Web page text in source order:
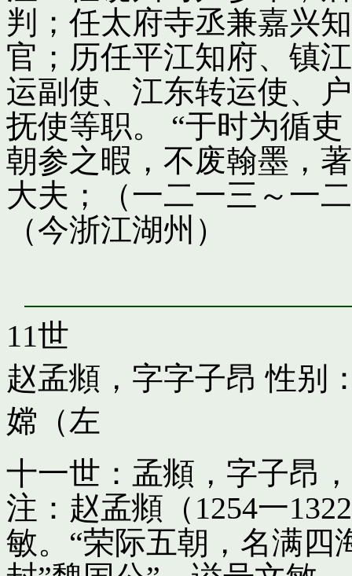
判；任太府寺丞兼嘉兴
官；历任平江知府、镇
运副使、江东转运使、
抚使等职。 “于时为循
朝参之暇，不废翰墨，
大夫；（一二一三～一
（今浙江湖州）
11世
赵孟頫，字字子昂 性别
嫦（左
十一世：孟頫，字子昂
注：赵孟頫（1254一
敏。“荣际五朝，名满四